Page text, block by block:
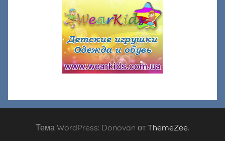
Тема WordPress: Donovan от ThemeZee.